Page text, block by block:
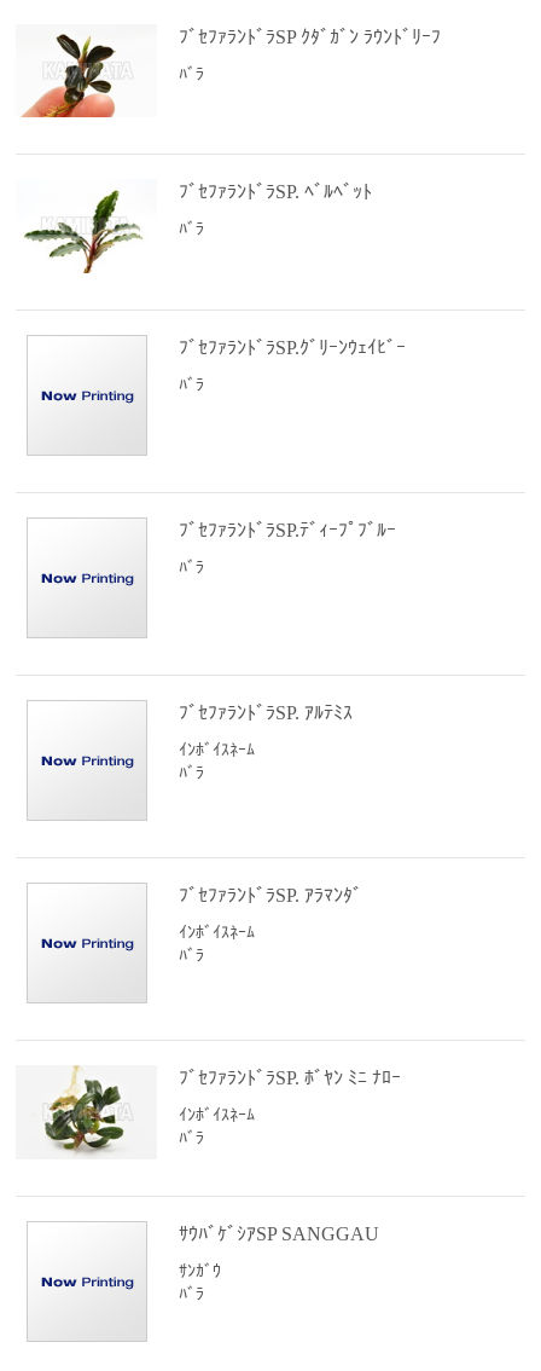
ﾌﾞｾﾌｧﾗﾝﾄﾞﾗSP ｸﾀﾞｶﾞﾝ ﾗｳﾝﾄﾞﾘｰﾌ
ﾊﾞﾗ
ﾌﾞｾﾌｧﾗﾝﾄﾞﾗSP. ﾍﾞﾙﾍﾞｯﾄ
ﾊﾞﾗ
ﾌﾞｾﾌｧﾗﾝﾄﾞﾗSP.ｸﾞﾘｰﾝｳｪｲﾋﾞｰ
ﾊﾞﾗ
ﾌﾞｾﾌｧﾗﾝﾄﾞﾗSP.ﾃﾞｨｰﾌﾟﾌﾞﾙｰ
ﾊﾞﾗ
ﾌﾞｾﾌｧﾗﾝﾄﾞﾗSP. ｱﾙﾃﾐｽ
ｲﾝﾎﾞｲｽﾈｰﾑ
ﾊﾞﾗ
ﾌﾞｾﾌｧﾗﾝﾄﾞﾗSP. ｱﾗﾏﾝﾀﾞ
ｲﾝﾎﾞｲｽﾈｰﾑ
ﾊﾞﾗ
ﾌﾞｾﾌｧﾗﾝﾄﾞﾗSP. ﾎﾞﾔﾝ ﾐﾆ ﾅﾛｰ
ｲﾝﾎﾞｲｽﾈｰﾑ
ﾊﾞﾗ
ｻｳﾊﾞｹﾞｼｱSP SANGGAU
ｻﾝｶﾞｳ
ﾊﾞﾗ